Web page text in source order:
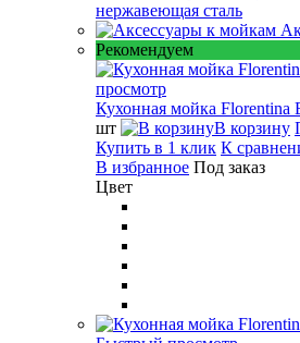
нержавеющая сталь
Рекомендуем
просмотр
Кухонная мойка Florentina
шт
В корзину
Купить в 1 клик К
В избранное Под заказ
Цвет